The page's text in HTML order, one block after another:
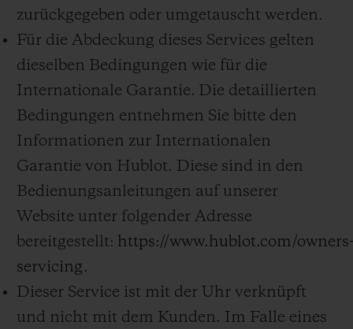
zurückgegeben oder umgetauscht werden.
Für die Abdeckung dieses Services gelten
dieselben Bedingungen wie für die
Internationale Garantie. Die detaillierten
Bedingungen entnehmen Sie bitte den
Informationen zur Internationalen
Garantie von Hublot. Diese sind in den
Bedienungsanleitungen auf unserer
Website unter folgender Adresse
bereitgestellt: https://www.hublot.com/owners-
servicing .
Dieser Service ist mit der Uhr verknüpft
und nicht mit dem Kunden. Im Falle eines